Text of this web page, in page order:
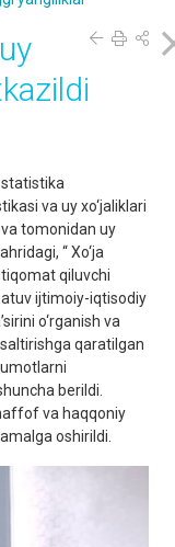
statistika
va uy xo‘jaliklari
tomonidan uy
“ Xo‘ja
qiluvchi
ijtimoiy-iqtisodiy
o‘rganish va
qaratilgan
berildi.
va haqqoniy
oshirildi.